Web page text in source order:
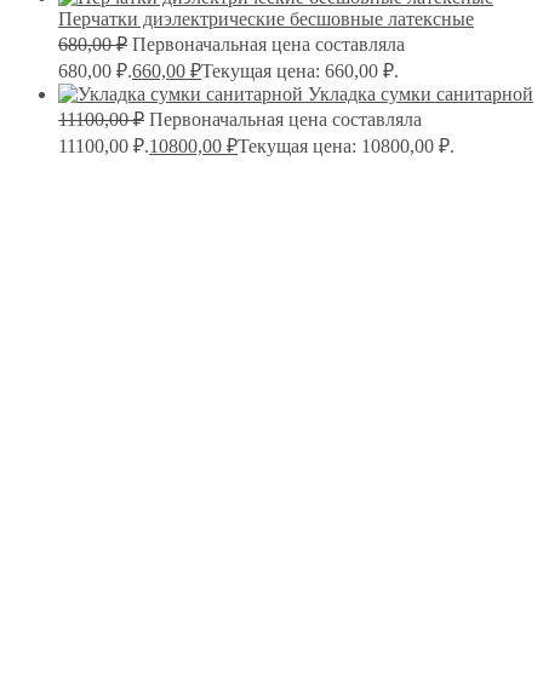
Перчатки диэлектрические бесшовные латексные
680,00₽ Первоначальная цена составляла
680,00 ₽.660,00 ₽Текущая цена: 660,00 ₽.
Укладка сумки санитарной
11100,00₽ Первоначальная цена составляла
11100,00 ₽.10800,00 ₽Текущая цена: 10800,00 ₽.